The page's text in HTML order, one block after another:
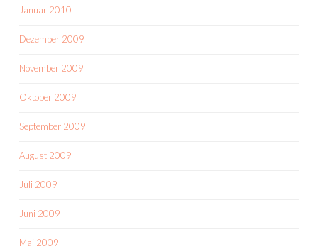
Januar 2010
Dezember 2009
November 2009
Oktober 2009
September 2009
August 2009
Juli 2009
Juni 2009
Mai 2009